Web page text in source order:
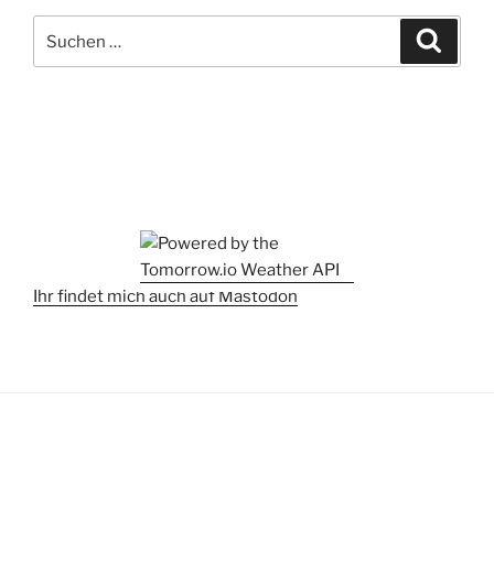
nach:
Ihr findet mich auch auf Mastodon